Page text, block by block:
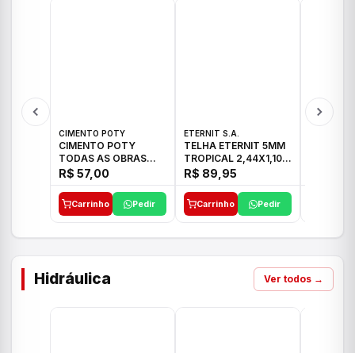
CIMENTO POTY
CIMENTO POTY
TODAS AS OBRAS
50KG CP-II F/32
R$ 57,00
Carrinho Pedir
ETERNIT S.A.
TELHA ETERNIT 5MM
TROPICAL 2,44X1,10
27,10KG
R$ 89,95
Carrinho Pedir
Hidráulica Ver todos →